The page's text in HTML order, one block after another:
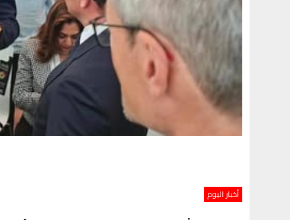
أخبار اليوم